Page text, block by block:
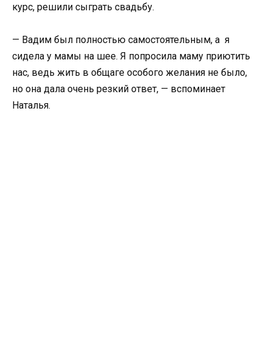
курс, решили сыграть свадьбу.
— Вадим был полностью самостоятельным, а я
сидела у мамы на шее. Я попросила маму приютить
нас, ведь жить в общаге особого желания не было,
но она дала очень резкий ответ, — вспоминает
Наталья.